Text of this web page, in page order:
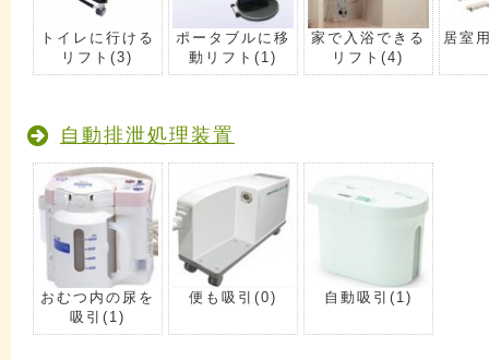
トイレに行ける
リフト(3)
ポータブルに移
動リフト (1)
家で入浴できる
リフト(4)
居室
自動排泄処理装置
おむつ内の尿を
吸引 (1)
便も吸引 (0) 自動吸引 (1)